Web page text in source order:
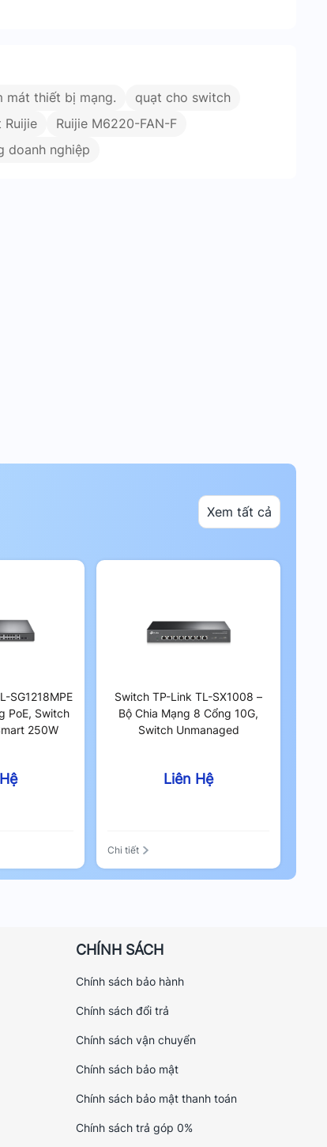
mát thiết bị mạng.
quạt cho switch
Ruijie
Ruijie M6220-FAN-F
doanh nghiệp
Xem tất cả
SG1218MPE
PoE, Switch
250W
Switch TP-Link TL-SX1008 –
Bộ Chia Mạng 8 Cổng 10G,
Switch Unmanaged
Liên Hệ
Chi tiết
CHÍNH SÁCH
Chính sách bảo hành
Chính sách đổi trả
Chính sách vận chuyển
Chính sách bảo mật
Chính sách bảo mật thanh toán
Chính sách trả góp 0%